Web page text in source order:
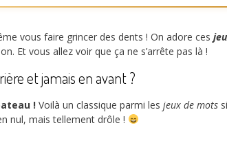
vous faire grincer des dents ! On adore ces
Et vous allez voir que ça ne s’arrête pas là !
et jamais en avant ?
! Voilà un classique parmi les jeux de mots
nul, mais tellement drôle !